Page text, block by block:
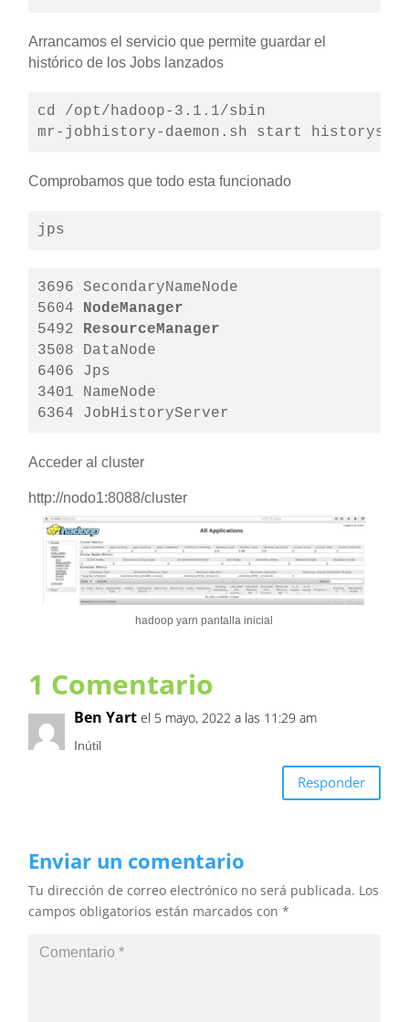
Arrancamos el servicio que permite guardar el
histórico de los Jobs lanzados
cd /opt/hadoop-3.1.1/sbin
mr-jobhistory-daemon.sh start
Comprobamos que todo esta funcionado
jps
3696 SecondaryNameNode
5604 NodeManager
5492 ResourceManager
3508 DataNode
6406 Jps
3401 NameNode
6364 JobHistoryServer
Acceder al cluster
http://nodo1:8088/cluster
hadoop yarn pantalla inicial
1 Comentario
Ben Yart el 5 mayo, 2022 a las 11:29 am
Inútil
Responder
Enviar un comentario
Tu dirección de correo electrónico no será publicada. Los
campos obligatorios están marcados con*